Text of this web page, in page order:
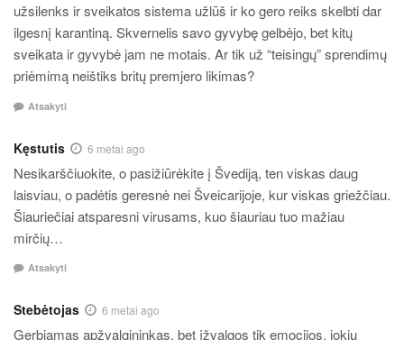
užsilenks ir sveikatos sistema užlūš ir ko gero reiks skelbti dar
ilgesnį karantiną. Skvernelis savo gyvybę gelbėjo, bet kitų
sveikata ir gyvybė jam ne motais. Ar tik už “teisingų” sprendimų
priėmimą neištiks britų premjero likimas?
Atsakyti
Kęstutis 6 metai ago
Nesikarščiuokite, o pasižiūrėkite į Švediją, ten viskas daug
laisviau, o padėtis geresnė nei Šveicarijoje, kur viskas griežčiau.
Šiauriečiai atsparesni virusams, kuo šiauriau tuo mažiau
mirčių…
Atsakyti
Stebėtojas 6 metai ago
Gerbiamas apžvalgininkas, bet įžvalgos tik emocijos, jokių